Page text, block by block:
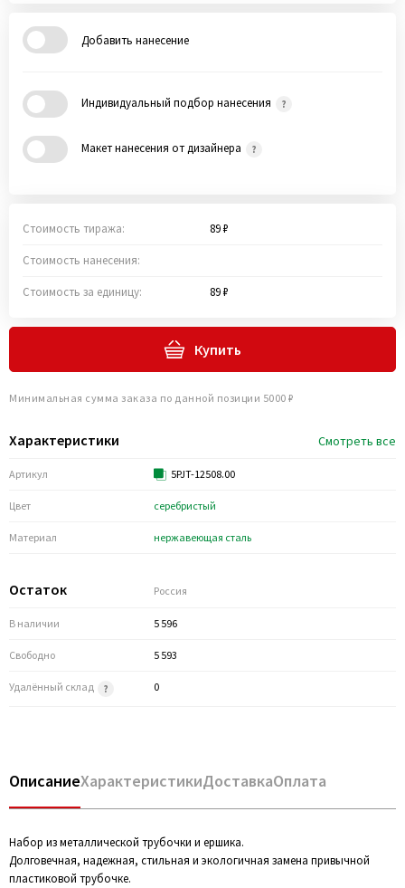
Характеристики Смотреть все
Артикул 5PJT-12508.00
Цвет серебристый
Материал нержавеющая сталь
Остаток Россия
В наличии 5 596
Свободно 5 593
Удалённый склад 0
Добавить нанесение
Индивидуальный подбор нанесения
Макет нанесения от дизайнера
Стоимость тиража: 89 ₽
Стоимость нанесения:
Стоимость за единицу: 89 ₽
Купить
Минимальная сумма заказа по данной позиции 5000 ₽
ОписаниеХарактеристикиДоставкаОплата
Набор из металлической трубочки и ершика.
Долговечная, надежная, стильная и экологичная замена привычной
пластиковой трубочке.